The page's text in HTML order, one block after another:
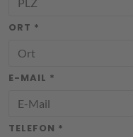
ORT *
E-MAIL *
TELEFON *